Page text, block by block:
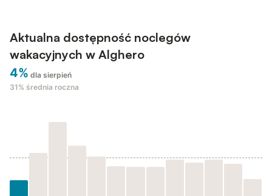
Aktualna dostępność noclegów
wakacyjnych w Alghero
4% dla sierpień
31% średnia roczna